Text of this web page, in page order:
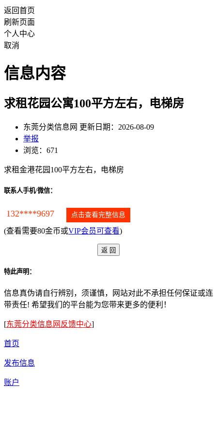
返回首页
刷新页面
个人中心
取消
信息内容
求租花园公寓100平方左右，电梯房
东莞分类信息网 更新日期：2026-08-09
举报
浏览：671
求租金港花园100平方左右，电梯房
联系人手机/微信：
132****9697 点击查看完整信息
(查看需要80金币或VIP会员可查看)
特此声明：
信息真伪请自行辨别，须谨慎，网站对此不承担任何保证或连
带责任! 希望我们的平台能为您带来更多的便利！
[东莞分类信息网反馈中心]
首页
发布信息
账户